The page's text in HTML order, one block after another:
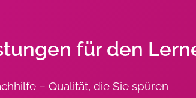
für den
– Qualität, die Sie spüren